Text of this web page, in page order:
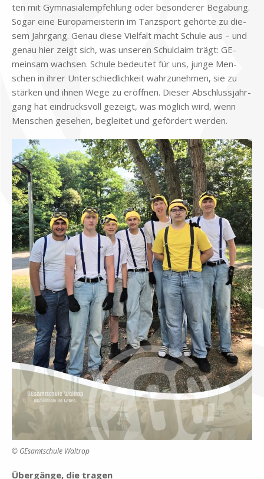
ten mit Gym­na­si­al­emp­feh­lung oder be­son­de­rer Be­ga­bung.
So­gar eine Eu­ro­pa­mei­ste­rin im Tanz­sport ge­hör­te zu die­
sem Jahr­gang. Ge­nau die­se Viel­falt macht Schu­le aus – und
ge­nau hier zeigt sich, was un­se­ren Schul­cla­im trägt: GE­
mein­sam wach­sen. Schu­le be­deu­tet für uns, jun­ge Men­
schen in ih­rer Un­ter­schied­lich­keit wahr­zu­neh­men, sie zu
stär­ken und ih­nen Wege zu er­öff­nen. Die­ser Ab­schluss­jahr­
gang hat ein­drucks­voll ge­zeigt, was mög­lich wird, wenn
Men­schen ge­se­hen, be­glei­tet und ge­för­dert wer­den.
© GE­samt­schu­le Wal­trop
Über­gän­ge, die tra­gen